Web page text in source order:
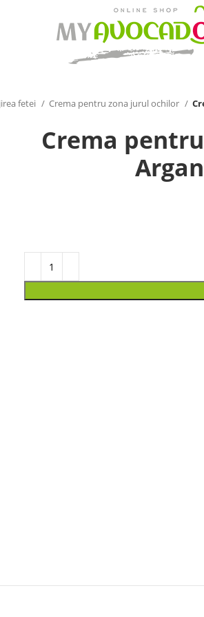
fetei Crema pentru zona jurul ochilor
Crema